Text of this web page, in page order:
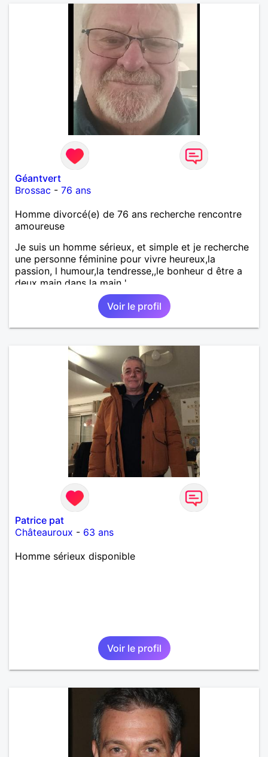
intéresse, n'hésitez pas à me contacter, je vous
répondrai avec joie.
Géantvert
Brossac - 76 ans
Homme divorcé(e) de 76 ans recherche rencontre
amoureuse
Je suis un homme sérieux, et simple et je recherche
une personne féminine pour vivre heureux,la
passion, l humour,la tendresse,,le bonheur d être a
deux main dans la main '
Voir le profil
Patrice pat
Châteauroux - 63 ans
Homme sérieux disponible
Voir le profil